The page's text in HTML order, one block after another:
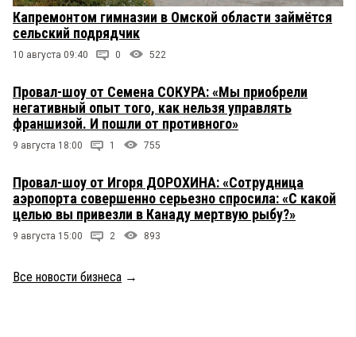
Капремонтом гимназии в Омской области займётся
сельский подрядчик
10 августа 09:40 0 522
Провал-шоу от Семена СОКУРА: «Мы приобрели
негативный опыт того, как нельзя управлять
франшизой. И пошли от противного»
9 августа 18:00 1 755
Провал-шоу от Игоря ДОРОХИНА: «Сотрудница
аэропорта совершенно серьезно спросила: «С какой
целью вы привезли в Канаду мертвую рыбу?»
9 августа 15:00 2 893
Все новости бизнеса →